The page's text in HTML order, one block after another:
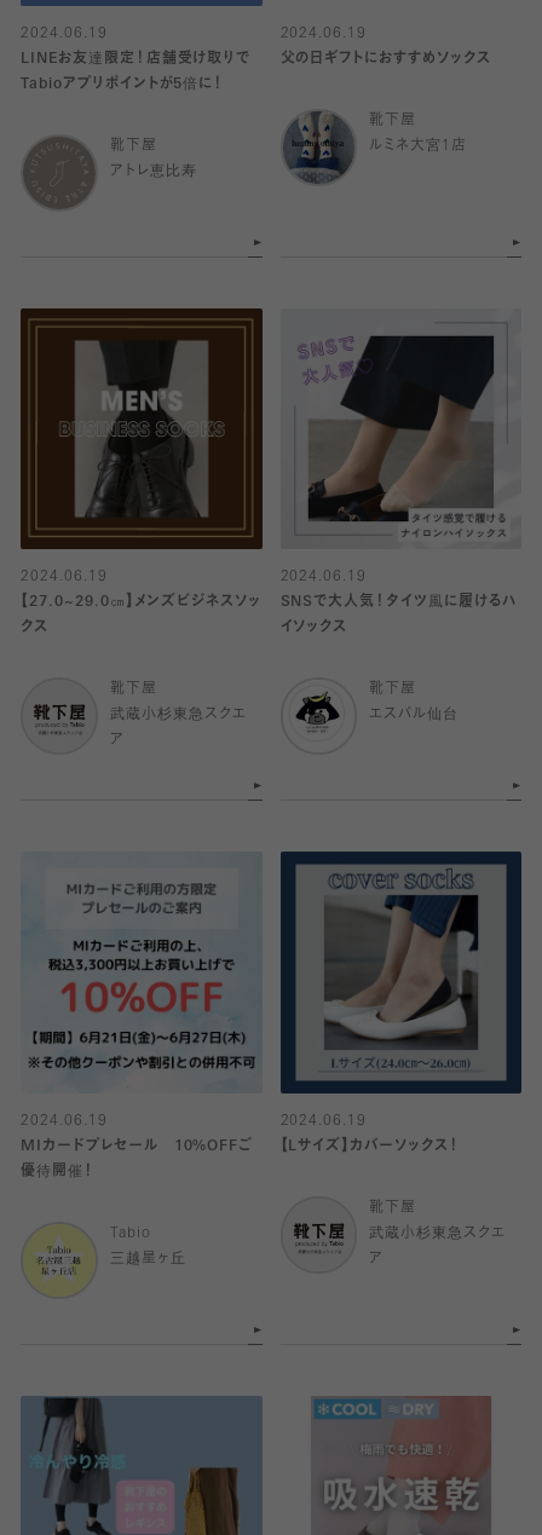
2024.06.19
LINEお友達限定！店舗受け取りで
Tabioアプリポイントが5倍に！
靴下屋
アトレ恵比寿
2024.06.19
父の日ギフトにおすすめソックス
靴下屋
ルミネ大宮1店
2024.06.19
【27.0~29.0㎝】メンズビジネスソッ
クス
靴下屋
武蔵小杉東急スクエ
ア
2024.06.19
SNSで大人気！タイツ風に履けるハ
イソックス
靴下屋
エスパル仙台
2024.06.19
MIカードプレセール 10%OFFご
優待開催！
Tabio
三越星ヶ丘
2024.06.19
【Lサイズ】カバーソックス！
靴下屋
武蔵小杉東急スクエ
ア